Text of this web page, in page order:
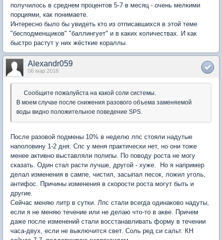
получилось в среднем процентов 5-7 в месяц - очень мелкими
порциями, как понимаете.
Интересно было бы увидеть кто из отписавшихся в этой теме
"бесподменщиков" "баллингует" и в каких количествах. И как
быстро растут у них жёсткие кораллы.
Alexandr059
06 мар 2018
Сообщите пожалуйста на какой соли системы.
В моем случае после снижения разового объема заменяемой
воды видно положительное поведение SPS.
После разовой подмены 10% в неделю лпс стояли надутые
наполовину 1-2 дня. Спс у меня практически нет, но они тоже
менее активно выставляли полипы. По поводу роста не могу
сказать. Один стал расти лучше, другой - хуже. Но я например
делал изменения в сампе, чистил, засыпал песок, ложил уголь,
антифос. Причины изменения в скорости роста могут быть и
другие.
Сейчас меняю литр в сутки. Лпс стали всегда одинаково надуты,
если я не меняю течение или не делаю что-то в акве. Причем
даже после изменений стали восстанавливать форму в течении
часа-двух, если не выключится свет. Соль ред си сальт. КН